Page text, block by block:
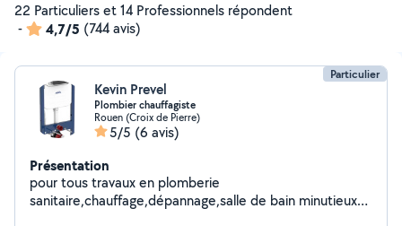
22 Particuliers et 14 Professionnels répondent
-
4,7/5 (744 avis)
Particulier
Kevin Prevel
Plombier chauffagiste
Rouen (Croix de Pierre)
5/5 (6 avis)
Présentation
pour tous travaux en plomberie
sanitaire,chauffage,dépannage,salle de bain minutieux